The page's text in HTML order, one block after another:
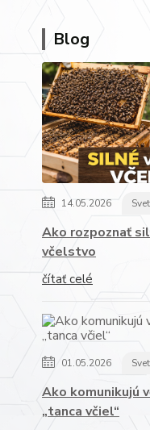
Blog
14.05.2026
Ako rozpoznať
včelstvo
čítať celé
01.05.2026
Ako komunikujú
„tanca včiel“